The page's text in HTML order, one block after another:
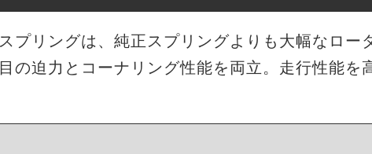
プリングは、純正スプリングよりも大幅なロー
の迫力とコーナリング性能を両立。走行性能を